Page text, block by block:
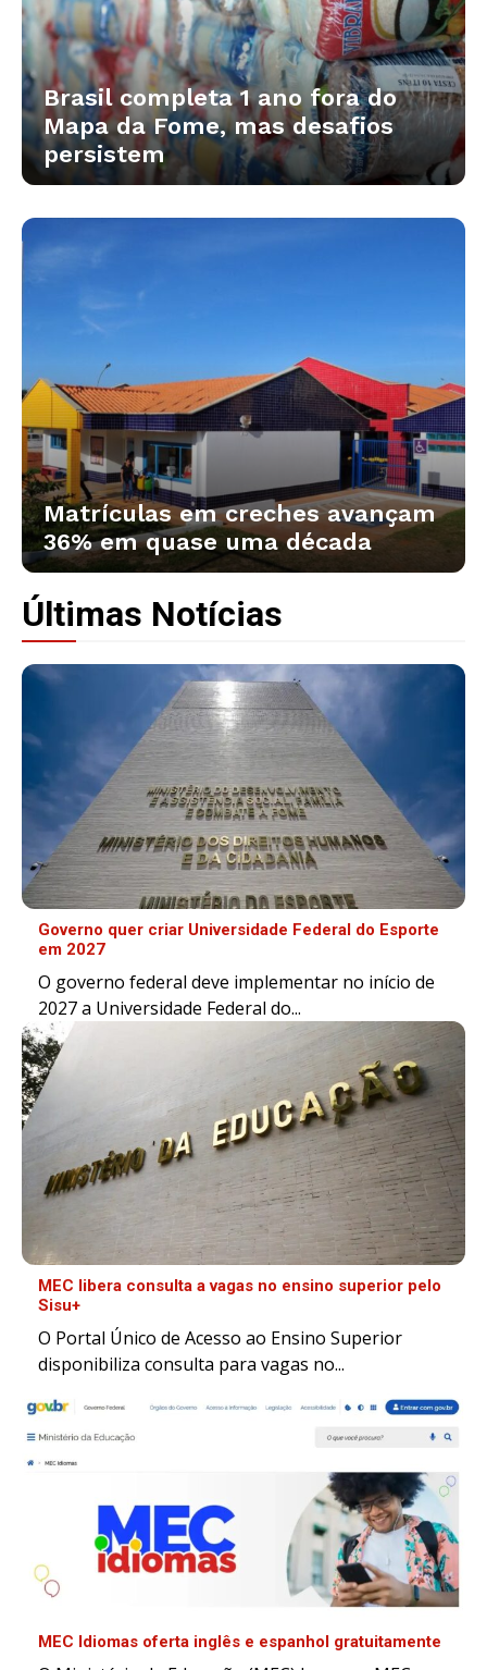
Brasil completa 1 ano fora do
Mapa da Fome, mas desafios
persistem
Matrículas em creches avançam
36% em quase uma década
Últimas Notícias
Governo quer criar Universidade Federal do Esporte
em 2027
O governo federal deve implementar no início de
2027 a Universidade Federal do...
MEC libera consulta a vagas no ensino superior pelo
Sisu+
O Portal Único de Acesso ao Ensino Superior
disponibiliza consulta para vagas no...
MEC Idiomas oferta inglês e espanhol gratuitamente